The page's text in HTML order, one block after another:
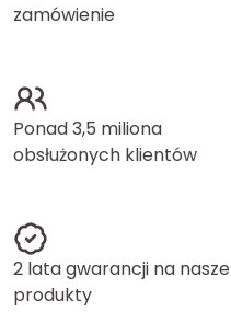
zamówienie
Ponad 3,5 miliona
obsłużonych klientów
2 lata gwarancji na nasze
produkty